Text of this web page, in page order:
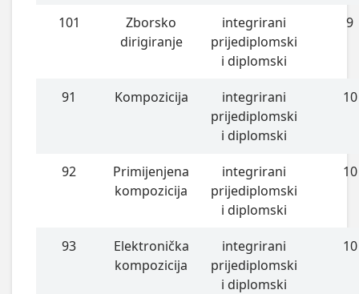
101
Zborsko
dirigiranje
integrirani
prijediplomski
i diplomski
9
91 Kompozicija
integrirani
prijediplomski
i diplomski
10
92
Primijenjena
kompozicija
integrirani
prijediplomski
i diplomski
10
93
Elektronička
kompozicija
integrirani
prijediplomski
i diplomski
10